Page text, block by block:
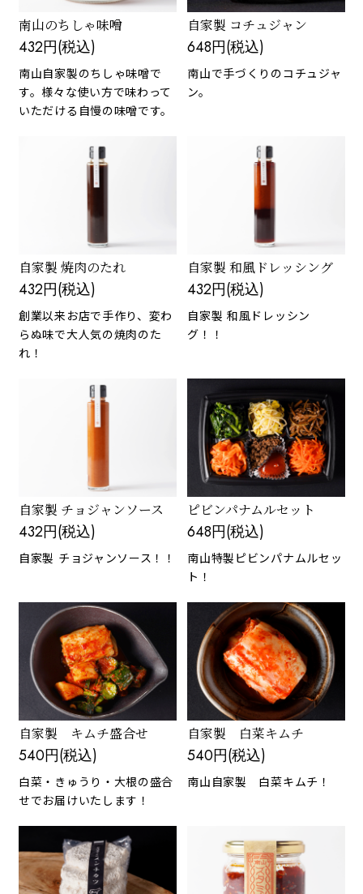
南山のちしゃ味噌
432円(税込)
南山自家製のちしゃ味噌で
す。様々な使い方で味わって
いただける自慢の味噌です。
自家製 コチュジャン
648円(税込)
南山で手づくりのコチュジャ
ン。
自家製 焼肉のたれ
432円(税込)
創業以来お店で手作り、変わ
らぬ味で大人気の焼肉のた
れ！
自家製 和風ドレッシング
432円(税込)
自家製 和風ドレッシン
グ！！
自家製 チョジャンソース
432円(税込)
自家製 チョジャンソース！！
ピビンパナムルセット
648円(税込)
南山特製ピビンパナムルセッ
ト！
自家製 キムチ盛合せ
540円(税込)
白菜・きゅうり・大根の盛合
せでお届けいたします！
自家製 白菜キムチ
540円(税込)
南山自家製 白菜キムチ！